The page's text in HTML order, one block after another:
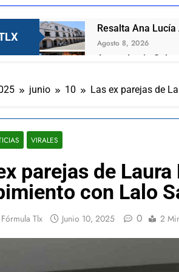
Resalta Ana
Agosto 8, 2026
Arturo Lucio
Joven mujer
Presentan A Las
Carlos Augusto
ciudadanía
Agosto 7, 2026
Lorena Cuéllar
¡San Lorenzo
Ganadero se
Agosto 6, 2026
junio 10 Las ex parejas de
VIRALES
parejas de
con Lalo
Tlx Junio 10, 2025 0 2